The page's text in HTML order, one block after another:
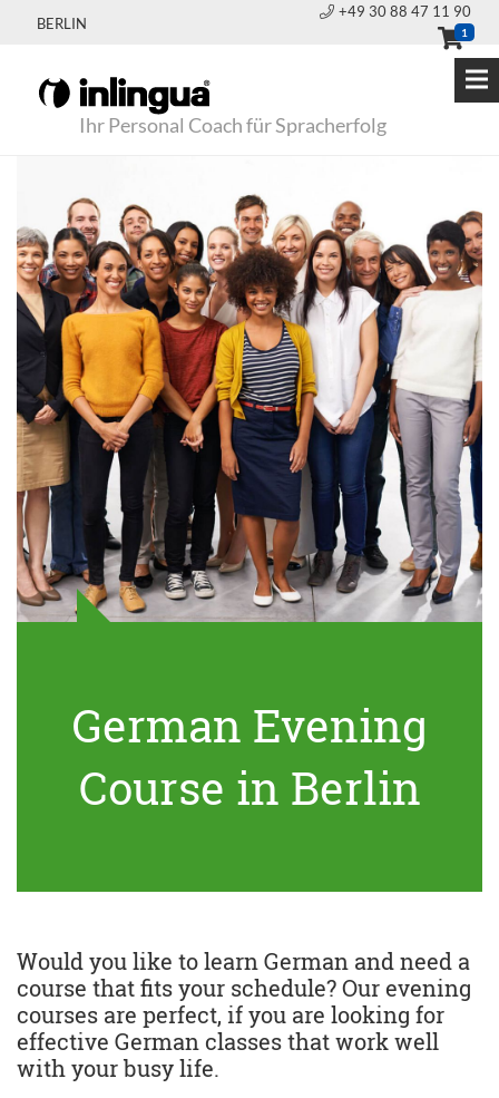
BERLIN
+49 30 88 47 11 90
1
Ihr Personal Coach für Spracherfolg
German Evening
Course in Berlin
Would you like to learn German and need a
course that fits your schedule? Our evening
courses are perfect, if you are looking for
effective German classes that work well
with your busy life.